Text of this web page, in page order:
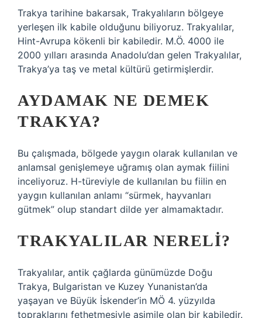
Trakya tarihine bakarsak, Trakyalıların bölgeye
yerleşen ilk kabile olduğunu biliyoruz. Trakyalılar,
Hint-Avrupa kökenli bir kabiledir. M.Ö. 4000 ile
2000 yılları arasında Anadolu’dan gelen Trakyalılar,
Trakya’ya taş ve metal kültürü getirmişlerdir.
AYDAMAK NE DEMEK
TRAKYA?
Bu çalışmada, bölgede yaygın olarak kullanılan ve
anlamsal genişlemeye uğramış olan aymak fiilini
inceliyoruz. H-türeviyle de kullanılan bu fiilin en
yaygın kullanılan anlamı “sürmek, hayvanları
gütmek” olup standart dilde yer almamaktadır.
TRAKYALILAR NERELI?
Trakyalılar, antik çağlarda günümüzde Doğu
Trakya, Bulgaristan ve Kuzey Yunanistan’da
yaşayan ve Büyük İskender’in MÖ 4. yüzyılda
topraklarını fethetmesiyle asimile olan bir kabiledir.